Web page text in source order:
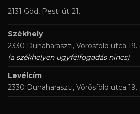
2131 Göd, Pesti út 21.
Székhely
2330 Dunaharaszti, Vörösföld utca 19.
(a székhelyen ügyfélfogadás nincs)
Levélcím
2330 Dunaharaszti, Vörösföld utca 19.